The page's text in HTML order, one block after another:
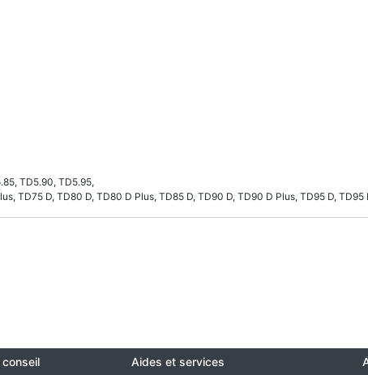
TD5.90, TD5.95,
TD75 D, TD80 D, TD80 D Plus, TD85 D, TD90 D, TD90 D Plus, TD95 D, TD95
conseil Aides et services